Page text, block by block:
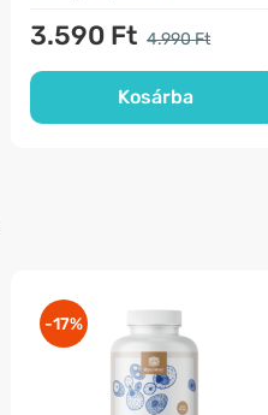
3.590 Ft 4.990 Ft
Kosárba
-17%